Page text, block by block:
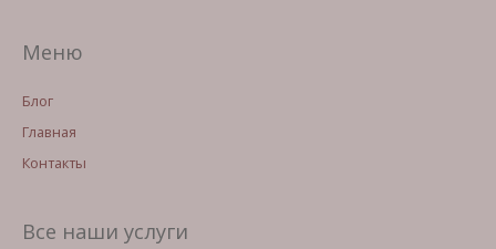
Меню
Блог
Главная
Контакты
Все наши услуги